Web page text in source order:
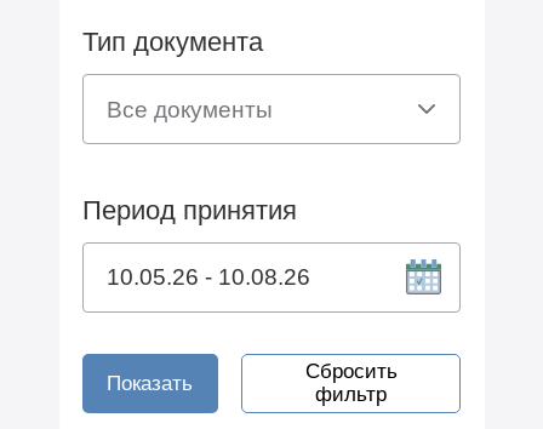
Тип документа
Период принятия
Показать
Сбросить
фильтр